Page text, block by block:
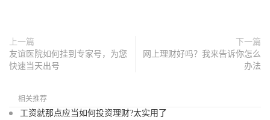
上一篇
友谊医院如何挂到专家号，为您
快速当天出号
下一篇
网上理财好吗？我来告诉你怎么
办法
相关推荐
工资就那点应当如何投资理财?太实用了